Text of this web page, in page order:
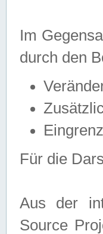
Im
durch den
Für die
Aus der
Source